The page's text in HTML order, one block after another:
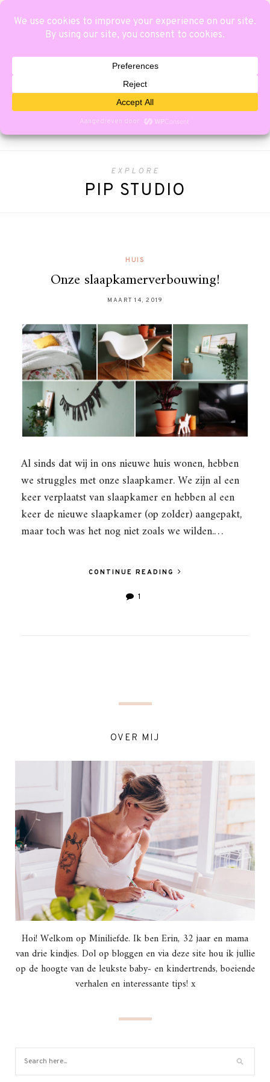
EXPLORE
PIP STUDIO
HUIS
Onze slaapkamerverbouwing!
MAART 14, 2019
Al sinds dat wij in ons nieuwe huis wonen, hebben
we struggles met onze slaapkamer. We zijn al een
keer verplaatst van slaapkamer en hebben al een
keer de nieuwe slaapkamer (op zolder) aangepakt,
maar toch was het nog niet zoals we wilden.…
CONTINUE READING
1
OVER MIJ
Hoi! Welkom op Miniliefde. Ik ben Erin, 32 jaar en mama
van drie kindjes. Dol op bloggen en via deze site hou ik jullie
op de hoogte van de leukste baby- en kindertrends, boeiende
verhalen en interessante tips! x